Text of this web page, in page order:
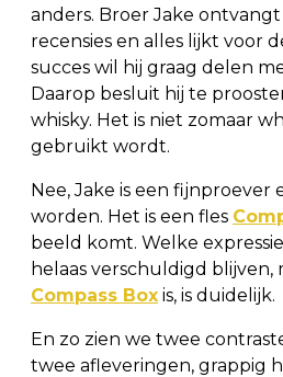
anders. Broer Jake
recensies en alles lijkt voor
succes wil hij graag delen
Daarop besluit hij te
whisky. Het is niet zomaar
gebruikt wordt.
Nee, Jake is een fijnproever
worden. Het is een fles
beeld komt. Welke
helaas verschuldigd blijven,
Compass Box is, is duidelijk.
En zo zien we twee
twee afleveringen, grappig